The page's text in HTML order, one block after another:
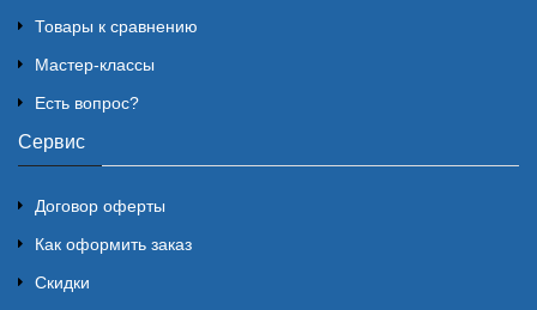
Товары к сравнению
Мастер-классы
Есть вопрос?
Сервис
Договор оферты
Как оформить заказ
Скидки